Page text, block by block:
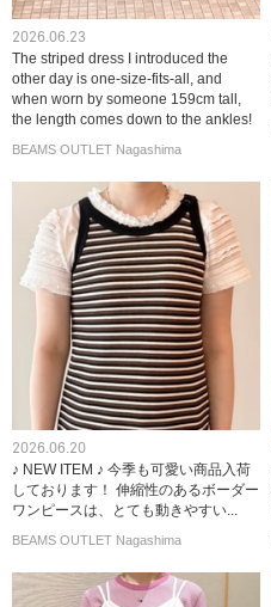
2026.06.23
The striped dress I introduced the
other day is one-size-fits-all, and
when worn by someone 159cm tall,
the length comes down to the ankles!
BEAMS OUTLET Nagashima
2026.06.20
♪ NEW ITEM ♪ 今季も可愛い商品入荷
しております！ 伸縮性のあるボーダー
ワンピースは、とても動きやすい...
BEAMS OUTLET Nagashima